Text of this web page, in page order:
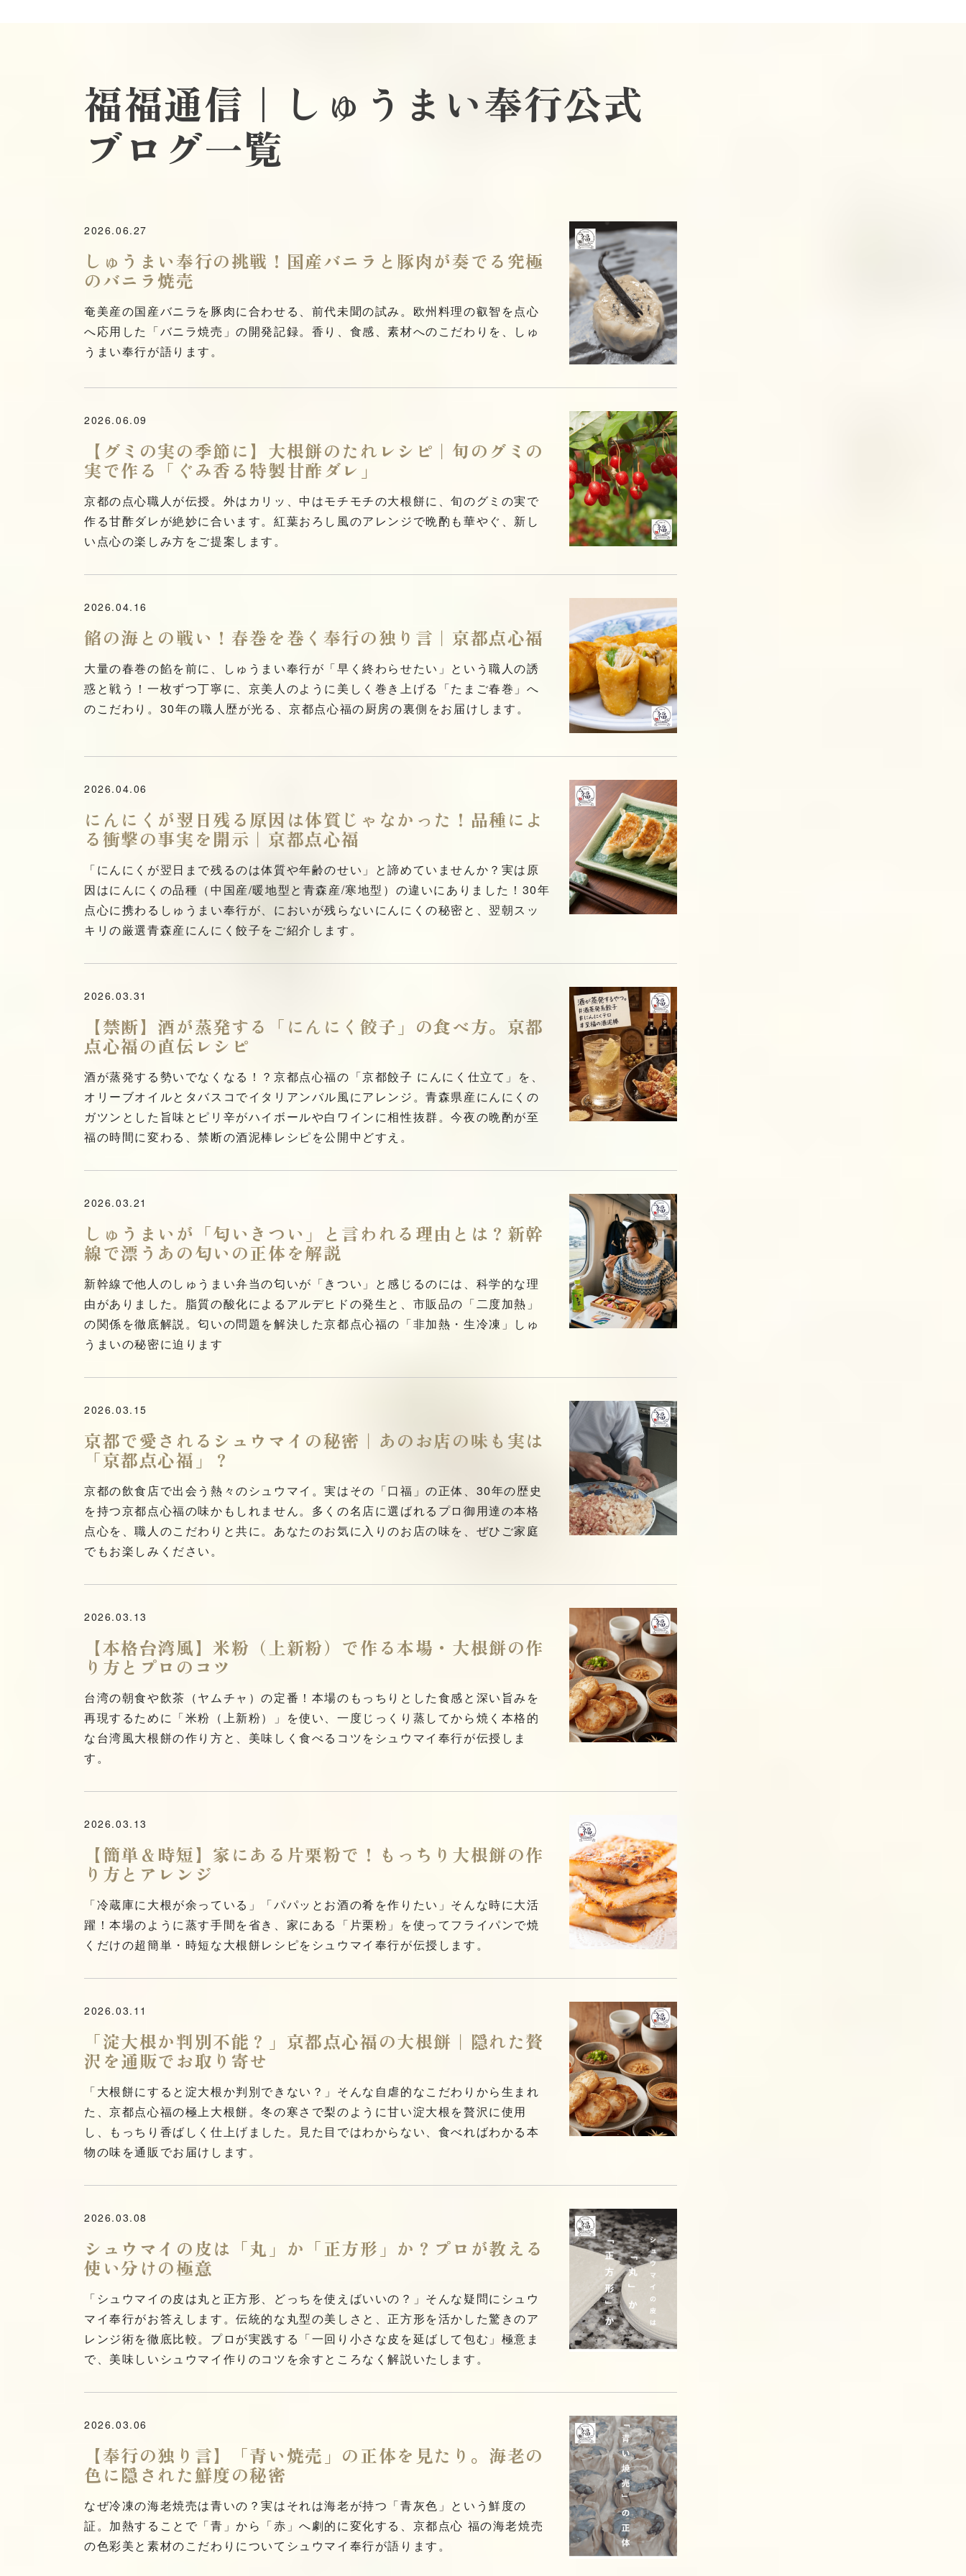
福福通信｜しゅうまい奉行公式
ブログ一覧
2026.06.27
しゅうまい奉行の挑戦！国産バニラと豚肉が奏でる究極
のバニラ焼売
奄美産の国産バニラを豚肉に合わせる、前代未聞の試み。欧州料理の叡智を点心
へ応用した「バニラ焼売」の開発記録。香り、食感、素材へのこだわりを、しゅ
うまい奉行が語ります。
2026.06.09
【グミの実の季節に】大根餅のたれレシピ｜旬のグミの
実で作る「ぐみ香る特製甘酢ダレ」
京都の点心職人が伝授。外はカリッ、中はモチモチの大根餅に、旬のグミの実で
作る甘酢ダレが絶妙に合います。紅葉おろし風のアレンジで晩酌も華やぐ、新し
い点心の楽しみ方をご提案します。
2026.04.16
餡の海との戦い！春巻を巻く奉行の独り言｜京都点心福
大量の春巻の餡を前に、しゅうまい奉行が「早く終わらせたい」という職人の誘
惑と戦う！一枚ずつ丁寧に、京美人のように美しく巻き上げる「たまご春巻」へ
のこだわり。30年の職人歴が光る、京都点心福の厨房の裏側をお届けします。
2026.04.06
にんにくが翌日残る原因は体質じゃなかった！品種によ
る衝撃の事実を開示｜京都点心福
「にんにくが翌日まで残るのは体質や年齢のせい」と諦めていませんか？実は原
因はにんにくの品種（中国産/暖地型と青森産/寒地型）の違いにありました！30年
点心に携わるしゅうまい奉行が、においが残らないにんにくの秘密と、翌朝スッ
キリの厳選青森産にんにく餃子をご紹介します。
2026.03.31
【禁断】酒が蒸発する「にんにく餃子」の食べ方。京都
点心福の直伝レシピ
酒が蒸発する勢いでなくなる！？京都点心福の「京都餃子 にんにく仕立て」を、
オリーブオイルとタバスコでイタリアンバル風にアレンジ。青森県産にんにくの
ガツンとした旨味とピリ辛がハイボールや白ワインに相性抜群。今夜の晩酌が至
福の時間に変わる、禁断の酒泥棒レシピを公開中どすえ。
2026.03.21
しゅうまいが「匂いきつい」と言われる理由とは？新幹
線で漂うあの匂いの正体を解説
新幹線で他人のしゅうまい弁当の匂いが「きつい」と感じるのには、科学的な理
由がありました。脂質の酸化によるアルデヒドの発生と、市販品の「二度加熱」
の関係を徹底解説。匂いの問題を解決した京都点心福の「非加熱・生冷凍」しゅ
うまいの秘密に迫ります
2026.03.15
京都で愛されるシュウマイの秘密｜あのお店の味も実は
「京都点心福」？
京都の飲食店で出会う熱々のシュウマイ。実はその「口福」の正体、30年の歴史
を持つ京都点心福の味かもしれません。多くの名店に選ばれるプロ御用達の本格
点心を、職人のこだわりと共に。あなたのお気に入りのお店の味を、ぜひご家庭
でもお楽しみください。
2026.03.13
【本格台湾風】米粉（上新粉）で作る本場・大根餅の作
り方とプロのコツ
台湾の朝食や飲茶（ヤムチャ）の定番！本場のもっちりとした食感と深い旨みを
再現するために「米粉（上新粉）」を使い、一度じっくり蒸してから焼く本格的
な台湾風大根餅の作り方と、美味しく食べるコツをシュウマイ奉行が伝授しま
す。
2026.03.13
【簡単＆時短】家にある片栗粉で！もっちり大根餅の作
り方とアレンジ
「冷蔵庫に大根が余っている」「パパッとお酒の肴を作りたい」そんな時に大活
躍！本場のように蒸す手間を省き、家にある「片栗粉」を使ってフライパンで焼
くだけの超簡単・時短な大根餅レシピをシュウマイ奉行が伝授します。
2026.03.11
「淀大根か判別不能？」京都点心福の大根餅｜隠れた贅
沢を通販でお取り寄せ
「大根餅にすると淀大根か判別できない？」そんな自虐的なこだわりから生まれ
た、京都点心福の極上大根餅。冬の寒さで梨のように甘い淀大根を贅沢に使用
し、もっちり香ばしく仕上げました。見た目ではわからない、食べればわかる本
物の味を通販でお届けします。
2026.03.08
シュウマイの皮は「丸」か「正方形」か？プロが教える
使い分けの極意
「シュウマイの皮は丸と正方形、どっちを使えばいいの？」そんな疑問にシュウ
マイ奉行がお答えします。伝統的な丸型の美しさと、正方形を活かした驚きのア
レンジ術を徹底比較。プロが実践する「一回り小さな皮を延ばして包む」極意ま
で、美味しいシュウマイ作りのコツを余すところなく解説いたします。
2026.03.06
【奉行の独り言】「青い焼売」の正体を見たり。海老の
色に隠された鮮度の秘密
なぜ冷凍の海老焼売は青いの？実はそれは海老が持つ「青灰色」という鮮度の
証。加熱することで「青」から「赤」へ劇的に変化する、京都点心 福の海老焼売
の色彩美と素材のこだわりについてシュウマイ奉行が語ります。